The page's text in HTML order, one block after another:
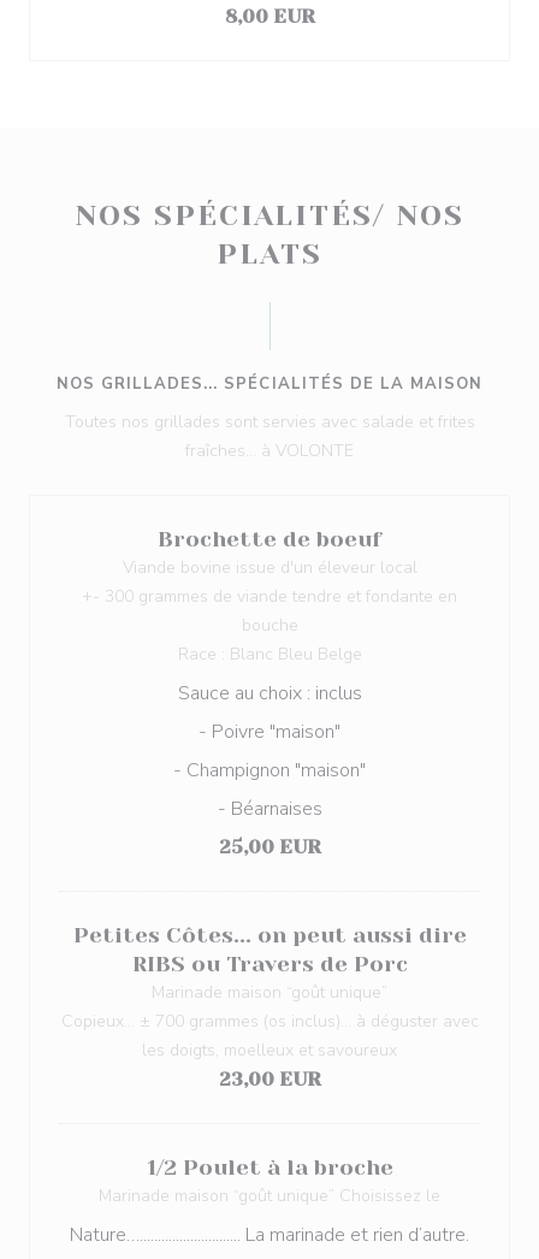
8,00 EUR
NOS SPÉCIALITÉS/ NOS
PLATS
NOS GRILLADES... SPÉCIALITÉS DE LA MAISON
Toutes nos grillades sont servies avec salade et frites
fraîches... à VOLONTE
Brochette de boeuf
Viande bovine issue d'un éleveur local
+- 300 grammes de viande tendre et fondante en
bouche
Race : Blanc Bleu Belge
Sauce au choix : inclus
- Poivre "maison"
- Champignon "maison"
- Béarnaises
25,00 EUR
Petites Côtes... on peut aussi dire
RIBS ou Travers de Porc
Marinade maison “goût unique”
Copieux... ± 700 grammes (os inclus)... à déguster avec
les doigts, moelleux et savoureux
23,00 EUR
1/2 Poulet à la broche
Marinade maison “goût unique” Choisissez le
Nature…............................ La marinade et rien d’autre.